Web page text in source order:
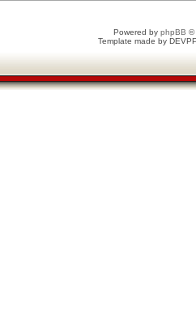
Powered by phpBB ©
Template made by